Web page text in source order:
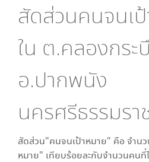
สัดส่วนคนจนเ
ใน ต.คลองกระ
อ.ปากพนัง
นครศรีธรรมรา
สัดส่วน"คนจนเป้าหมาย" คือ จำน
หมาย" เทียบร้อยละกับจำนวนคนที่